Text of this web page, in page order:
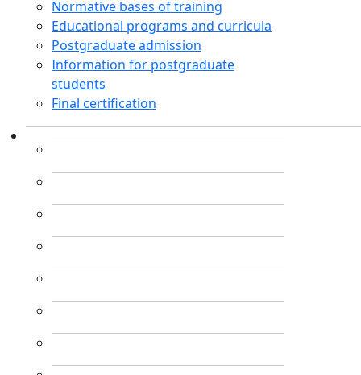
Normative bases of training
Educational programs and curricula
Postgraduate admission
Information for postgraduate
students
Final certification